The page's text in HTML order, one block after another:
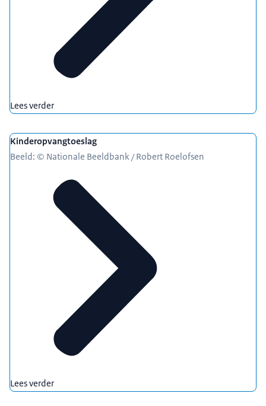
Lees verder
Kinderopvangtoeslag
Beeld: © Nationale Beeldbank / Robert Roelofsen
Lees verder